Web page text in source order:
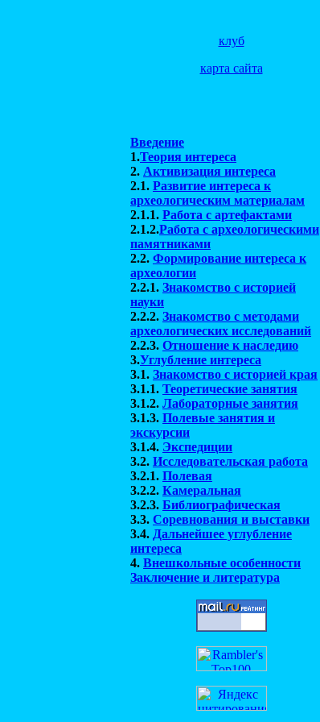
клуб
карта сайта
Введение
1.Теория интереса
2. Активизация интереса
2.1. Развитие интереса к
археологическим материалам
2.1.1. Работа с артефактами
2.1.2.Работа с археологическими
памятниками
2.2. Формирование интереса к
археологии
2.2.1. Знакомство с историей
науки
2.2.2. Знакомство с методами
археологических исследований
2.2.3. Отношение к наследию
3.Углубление интереса
3.1. Знакомство с историей края
3.1.1. Теоретические занятия
3.1.2. Лабораторные занятия
3.1.3. Полевые занятия и
экскурсии
3.1.4. Экспедиции
3.2. Исследовательская работа
3.2.1. Полевая
3.2.2. Камеральная
3.2.3. Библиографическая
3.3. Соревнования и выставки
3.4. Дальнейшее углубление
интереса
4. Внешкольные особенности
Заключение и литература